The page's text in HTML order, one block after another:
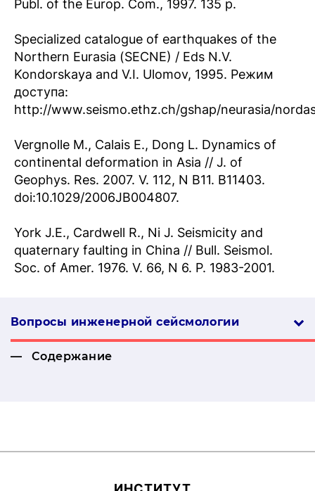
Publ. of the Europ. Com., 1997. 135 p.
Specialized catalogue of earthquakes of the
Northern Eurasia (SECNE) / Eds N.V.
Kondorskaya and V.I. Ulomov, 1995. Режим
доступа:
http://www.seismo.ethz.ch/gshap/neurasia/
Vergnolle M., Calais E., Dong L. Dynamics of
continental deformation in Asia // J. of
Geophys. Res. 2007. V. 112, N B11. B11403.
doi:10.1029/2006JB004807.
York J.E., Cardwell R., Ni J. Seismicity and
quaternary faulting in China // Bull. Seismol.
Soc. of Amer. 1976. V. 66, N 6. P. 1983-2001.
Вопросы инженерной сей­смо­логии
Содержание